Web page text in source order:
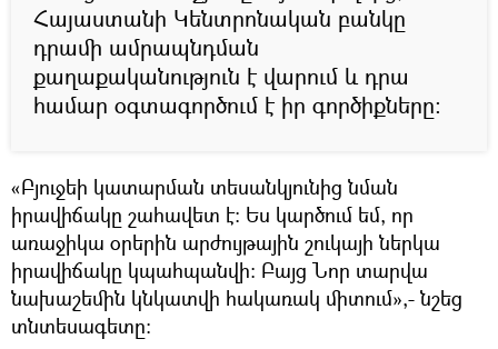
Հայաստանի Կենտրոնական բանկը
դրամի ամրապնդման
քաղաքականություն է վարում և դրա
համար օգտագործում է իր գործիքները։
«Բյուջեի կատարման տեսանկյունից նման
իրավիճակը շահավետ է։ Ես կարծում եմ, որ
առաջիկա օրերին արժույթային շուկայի ներկա
իրավիճակը կպահպանվի։ Բայց Նոր տարվա
նախաշեմին կնկատվի հակառակ միտում»,- նշեց
տնտեսագետը։